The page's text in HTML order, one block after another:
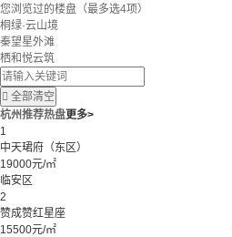
您浏览过的楼盘 （最多选4项）
桐绿·云山境
秦望星外滩
栖和悦云筑
 全部清空
杭州推荐热盘更多>
1
中天珺府（东区）
19000元/㎡
临安区
2
赞成赞红星座
15500元/㎡